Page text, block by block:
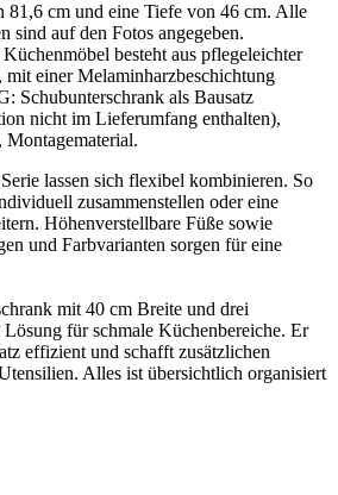
81,6 cm und eine Tiefe von 46 cm. Alle
sind auf den Fotos angegeben.
besteht aus pflegeleichter
mit einer Melaminharzbeschichtung
Schubunterschrank als Bausatz
nicht im Lieferumfang enthalten),
lassen sich flexibel kombinieren. So
zusammenstellen oder eine
Höhenverstellbare Füße sowie
und Farbvarianten sorgen für eine
mit 40 cm Breite und drei
Lösung für schmale Küchenbereiche. Er
effizient und schafft zusätzlichen
Alles ist übersichtlich organisiert